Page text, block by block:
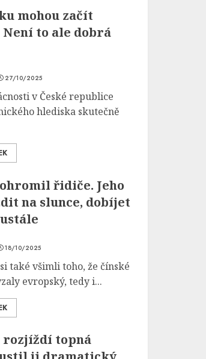
mohou začít
to ale dobrá
27/10/2025
v České republice
hlediska skutečně
řidiče. Jeho
na slunce, dobíjet
18/10/2025
také všimli toho, že čínské
evropský, tedy i...
rozjíždí topná